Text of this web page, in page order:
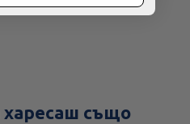
също